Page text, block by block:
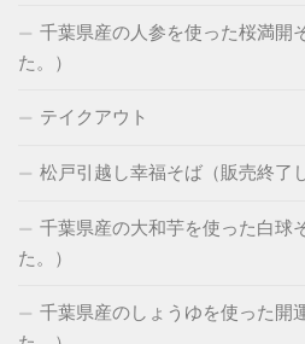
千葉県産の人参を使った桜満開
た。）
テイクアウト
松戸引越し幸福そば（販売終了
千葉県産の大和芋を使った白球
た。）
千葉県産のしょうゆを使った開